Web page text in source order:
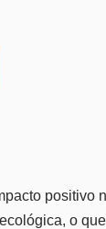
positivo
o